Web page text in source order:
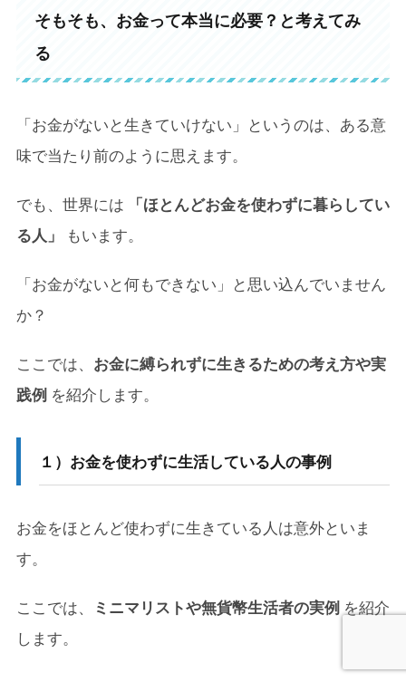
そもそも、お金って本当に必要？と考えてみ
る
「お金がないと生きていけない」というのは、ある意
味で当たり前のように思えます。
でも、世界には
「ほとんどお金を使わずに暮らしてい
る人」
もいます。
「お金がないと何もできない」と思い込んでいません
か？
ここでは、 お金に縛られずに生きるための考え方や実
践例を紹介します。
１）お金を使わずに生活している人の事例
お金をほとんど使わずに生きている人は意外といま
す。
ここでは、 ミニマリストや無貨幣生活者の実例を紹介
します。